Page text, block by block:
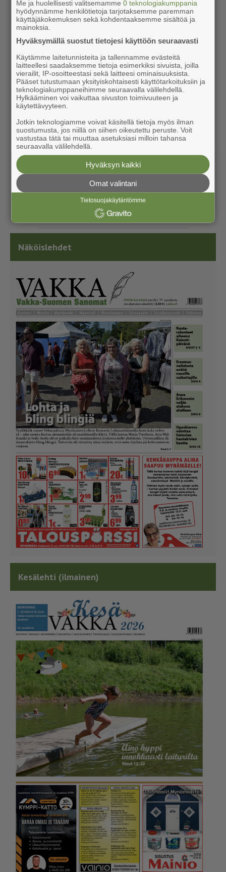
Näköislehdet
Kesälehti (ilmainen)
Me ja huolellisesti valitsemamme0 teknologiakumppania
hyödynnämme henkilötietoja tarjotaksemme paremman
käyttäjäkokemuksen sekä kohdentaaksemme sisältöä ja
mainoksia.
Hyväksymällä suostut tietojesi käyttöön seuraavasti
Käytämme laitetunnisteita ja tallennamme evästeitä
laitteellesi saadaksemme tietoja esimerkiksi sivuista, joilla
vierailit, IP-osoitteestasi sekä laitteesi ominaisuuksista.
Pääset tutustumaan yksityiskohtaisesti käyttötarkoituksiin ja
teknologiakumppaneihimme seuraavalla välilehdellä.
Hylkääminen voi vaikuttaa sivuston toimivuuteen ja
käytettävyyteen.
Jotkin teknologiamme voivat käsitellä tietoja myös ilman
suostumusta, jos niillä on siihen oikeutettu peruste. Voit
vastustaa tätä tai muuttaa asetuksiasi milloin tahansa
seuraavalla välilehdellä.
Hyväksyn kaikki
Omat valintani
Tietosuojakäytäntömme